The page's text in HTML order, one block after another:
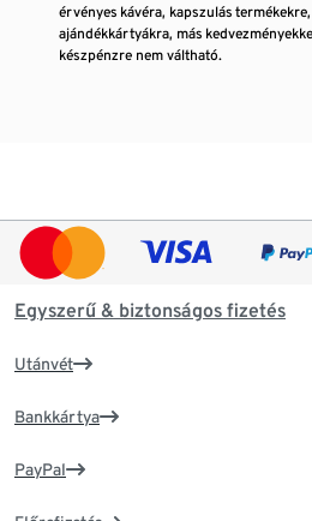
érvényes kávéra, kapszulás
ajándékkártyákra, más
készpénzre nem váltható.
Egyszerű & biztonságos fizetés
Utánvét
Bankkártya
PayPal